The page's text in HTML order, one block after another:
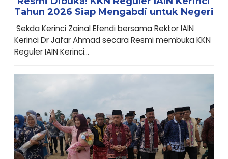
Tahun 2026 Siap Mengabdi untuk Negeri
Sekda Kerinci Zainal Efendi bersama Rektor IAIN
Kerinci Dr Jafar Ahmad secara Resmi membuka KKN
Reguler IAIN Kerinci...